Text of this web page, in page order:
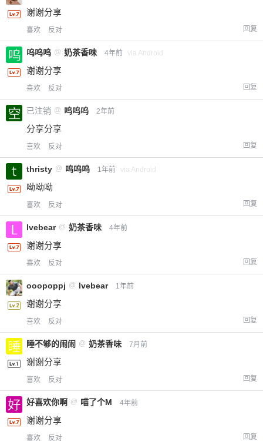
谢谢分享
喜欢 反对 回复
呜呜呜 @ 奶茶香味 4年前 via Android
谢谢分享
喜欢 反对 回复
已注销 @ 呜呜呜 2年前
分享分享
喜欢 反对 回复
thristy @ 呜呜呜 1年前 via Android
呦呦呦
喜欢 反对 回复
lvebear @ 奶茶香味 4年前
谢谢分享
喜欢 反对 回复
ooopoppj @ lvebear 1年前
谢谢分享
喜欢 反对 回复
睡不够的闹闹 @ 奶茶香味 7月前
谢谢分享
喜欢 反对 回复
好喜欢你啊 @ 喵了个M 4年前
谢谢分享
喜欢 反对 回复